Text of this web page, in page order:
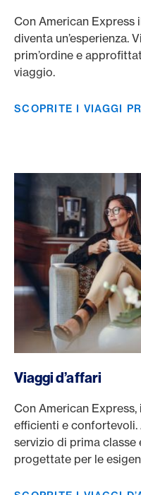
Con American Express
diventa un’esperienza.
prim’ordine e
viaggio.
SCOPRITE I VIAGGI
Viaggi d’affari
Con American
efficienti e
servizio di prima
progettate per le